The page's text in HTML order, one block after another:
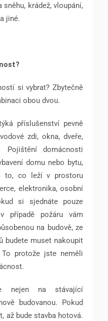
krádež, vloupání,
jiné.
si vybrat? Zbytečně
obou dvou.
příslušenství pevně
zdi, okna, dveře,
Pojištění domácnosti
domu nebo bytu,
to, co leží v prostoru
elektronika, osobní
si sjednáte pouze
případě požáru vám
na budově, ze
budete muset nakoupit
protože jste neměli
nejen na stávající
budovanou. Pokud
až bude stavba hotová.